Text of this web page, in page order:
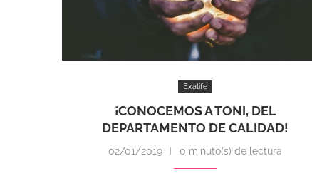
Exalife
¡CONOCEMOS A TONI, DEL
DEPARTAMENTO DE CALIDAD!
02/01/2019 0 minuto(s) de lectura